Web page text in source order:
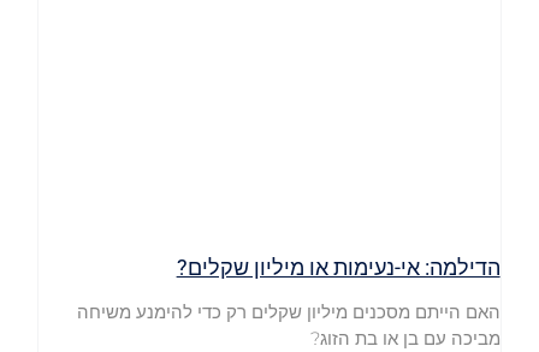
הדילמה: אי-נעימות או מיליון שקלים?
האם הייתם מסכנים מיליון שקלים רק כדי להימנע משיחה
מביכה עם בן או בת הזוג?